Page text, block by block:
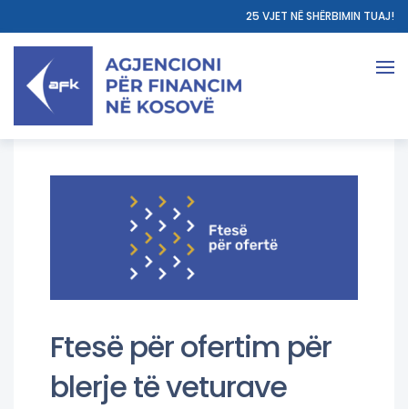
25 VJET NË SHËRBIMIN TUAJ!
Ftesë për ofertim për
blerje të veturave